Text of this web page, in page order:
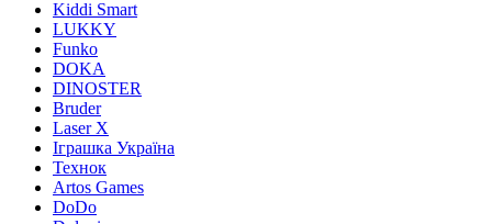
Kiddi Smart
LUKKY
Funko
DOKA
DINOSTER
Bruder
Laser X
Іграшка Україна
Технок
Artos Games
DoDo